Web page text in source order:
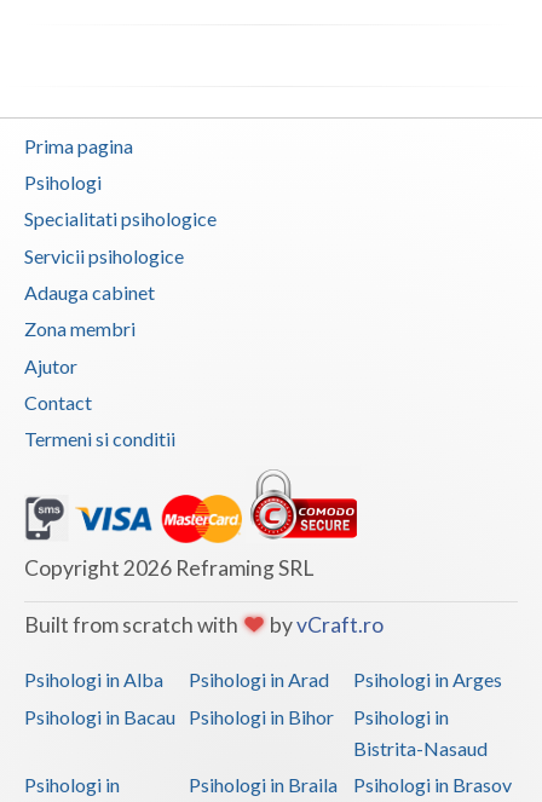
Prima pagina
Psihologi
Specialitati psihologice
Servicii psihologice
Adauga cabinet
Zona membri
Ajutor
Contact
Termeni si conditii
Copyright 2026 Reframing SRL
Built from scratch with byvCraft.ro
Psihologi in Alba Psihologi in Arad
Psihologi in Arges
Psihologi in Bacau
Psihologi in Bihor
Psihologi in
Bistrita-Nasaud
Psihologi in
Psihologi in Braila
Psihologi in Brasov